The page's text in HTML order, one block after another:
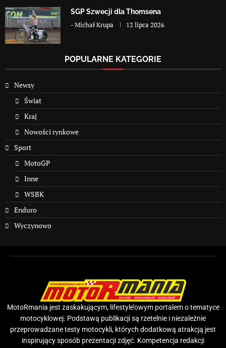
SGP Szwecji dla Thomsena
-Michał Krupa 12 lipca 2026
POPULARNE KATEGORIE
Newsy
Świat
Kraj
Nowości rynkowe
Sport
MotoGP
Inne
WSBK
Enduro
Wyczynowo
MotoRmania jest zaskakującym, lifestyle’owym portalem o tematyce
motocyklowej. Podstawą publikacji są rzetelnie i niezależnie
przeprowadzane testy motocykli, których dodatkową atrakcją jest
inspirujący sposób prezentacji zdjęć. Kompetencja redakcji